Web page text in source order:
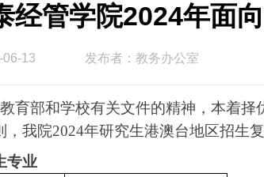
经管学院2024年面
06-13 发布者：教务办公室
育部和学校有关文件的精神，本着
，我院2024年研究生港澳台地区招生
专业